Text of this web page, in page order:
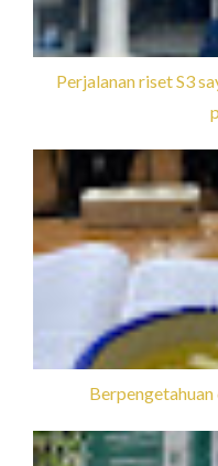
Perjalanan riset S3
Berpengetahuan